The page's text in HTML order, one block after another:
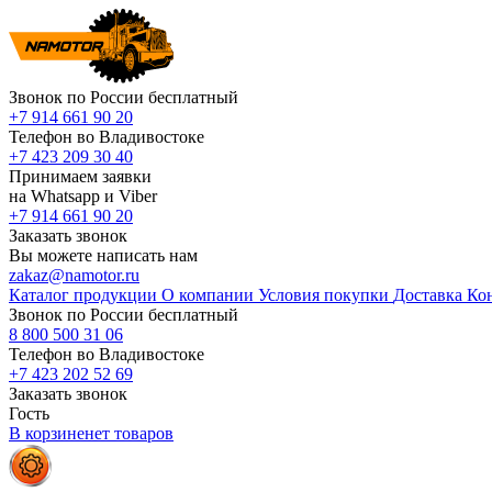
Звонок по России бесплатный
+7 914 661 90 20
Телефон во Владивостоке
+7 423 209 30 40
Принимаем заявки
на Whatsapp и Viber
+7 914 661 90 20
Заказать звонок
Вы можете написать нам
zakaz@namotor.ru
Каталог продукции О компании Условия покупки Доставка
Звонок по России бесплатный
8 800 500 31 06
Телефон во Владивостоке
+7 423 202 52 69
Заказать звонок
Гость
В корзиненет товаров